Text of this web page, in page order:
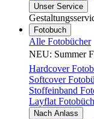
Unser Service
Fotobuch
Alle Fotobücher
NEU: Summer
Hardcover
Softcover
Stoffeinband
Layflat
Nach Anlass